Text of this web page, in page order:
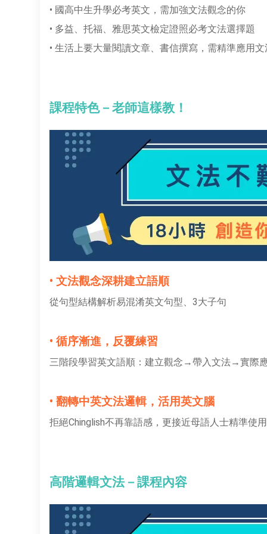
• 國高中生升學必考英文，需加強文法觀念的你
• 多益、托福、雅思英文檢定證照必考文法選擇題
• 生活上要大量閱讀文章、書信撰寫，需精準應用文
課程特色－老師這樣教！
• 文法觀念深耕建立語順
從句型結構解析易混淆英文句型、3大子句
• 循序漸進，反覆練習
三階段學習英文語順：建立觀念→帶入文法→實際
• 翻轉中英文法邏輯，活用英文腦
拒絕Chinglish不再靠語感，更接近母語人士精準使用
高階邏輯文法－課程內容